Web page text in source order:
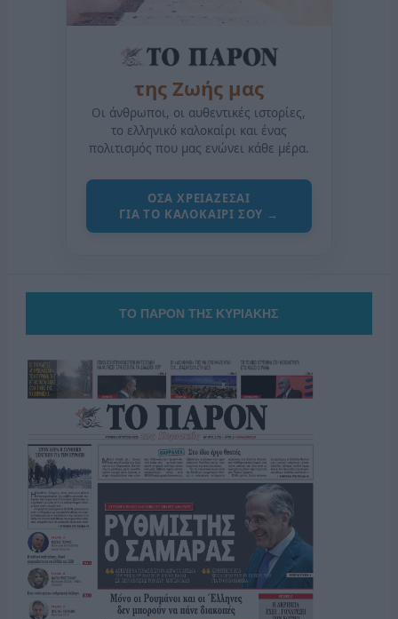
της Ζωής μας
Οι άνθρωποι, οι αυθεντικές ιστορίες,
το ελληνικό καλοκαίρι και ένας
πολιτισμός που μας ενώνει κάθε μέρα.
ΟΣΑ ΧΡΕΙΑΖΕΣΑΙ
ΓΙΑ ΤΟ ΚΑΛΟΚΑΙΡΙ ΣΟΥ →
ΤΟ ΠΑΡΟΝ ΤΗΣ ΚΥΡΙΑΚΗΣ